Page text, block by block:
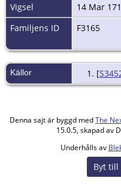
Vigsel
14 Mar
Familjens ID
F3165
Källor [
Denna sajt är byggd medThe
15.0.5, skapad av
Underhålls av
Byt